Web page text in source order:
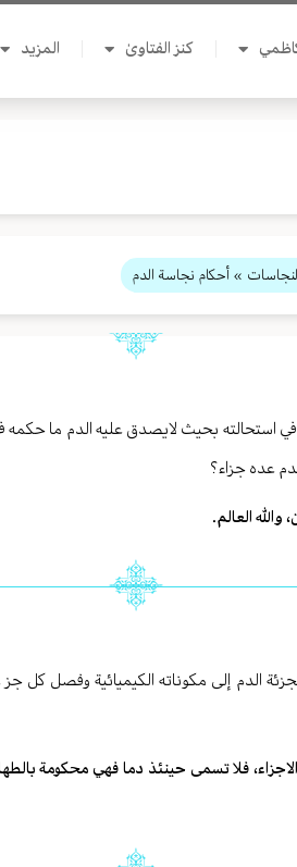
كنز الفتاوىٰ المزيد
» أحكام نجاسة الدم
استحالته بحيث لايصدق عليه الدم ما حكمه
عده جزاء؟
العالم.
الدم إلى مكوناته الكيميائية وفصل
فلا تسمى حينئذ دما فهي محكومة